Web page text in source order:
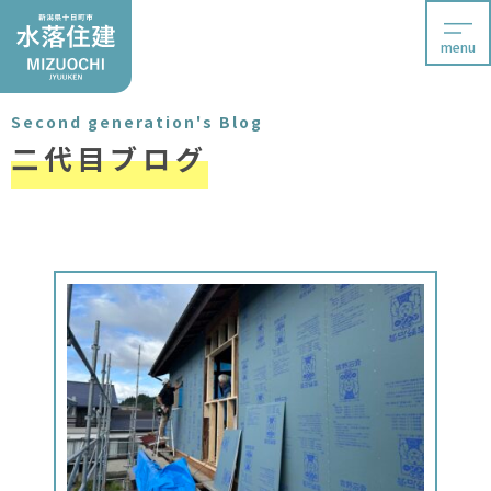
menu
Second generation's Blog
二代目ブログ